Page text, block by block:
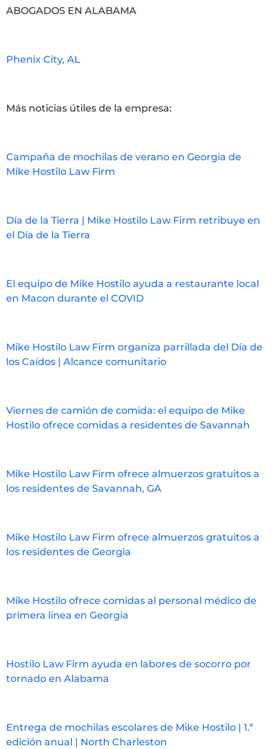
ABOGADOS EN ALABAMA
Phenix City, AL
Más noticias útiles de la empresa:
Campaña de mochilas de verano en Georgia de
Mike Hostilo Law Firm
Día de la Tierra | Mike Hostilo Law Firm retribuye en
el Día de la Tierra
El equipo de Mike Hostilo ayuda a restaurante local
en Macon durante el COVID
Mike Hostilo Law Firm organiza parrillada del Día de
los Caídos | Alcance comunitario
Viernes de camión de comida: el equipo de Mike
Hostilo ofrece comidas a residentes de Savannah
Mike Hostilo Law Firm ofrece almuerzos gratuitos a
los residentes de Savannah, GA
Mike Hostilo Law Firm ofrece almuerzos gratuitos a
los residentes de Georgia
Mike Hostilo ofrece comidas al personal médico de
primera línea en Georgia
Hostilo Law Firm ayuda en labores de socorro por
tornado en Alabama
Entrega de mochilas escolares de Mike Hostilo | 1.ª
edición anual | North Charleston